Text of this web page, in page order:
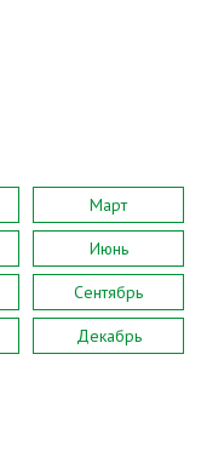
Март
Июнь
Сентябрь
Декабрь